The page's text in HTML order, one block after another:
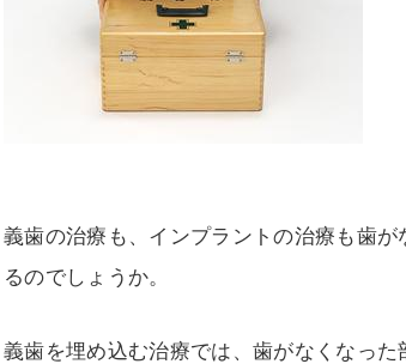
義歯の治療も、インプラントの治療も歯
るのでしょうか。
義歯を埋め込む治療では、歯がなくなっ